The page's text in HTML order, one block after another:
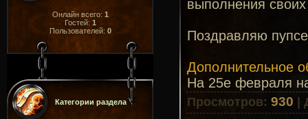
Онлайн всего: 1
Гостей: 1
Пользователей: 0
Категории раздела
выполнения
Поздравляю
Дополнительное
На 25е февраля
Просмотров: 930